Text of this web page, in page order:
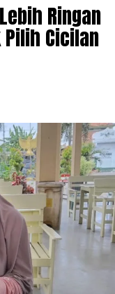
Ringan
Pilih Cicilan